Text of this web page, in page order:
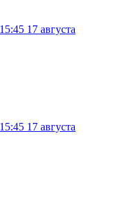
15:45 17 августа
15:45 17 августа